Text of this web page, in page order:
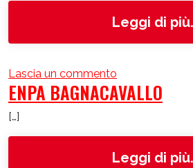
Leggi di
Lascia un commento
ENPA BAGNACAVALLO
[…]
Leggi di